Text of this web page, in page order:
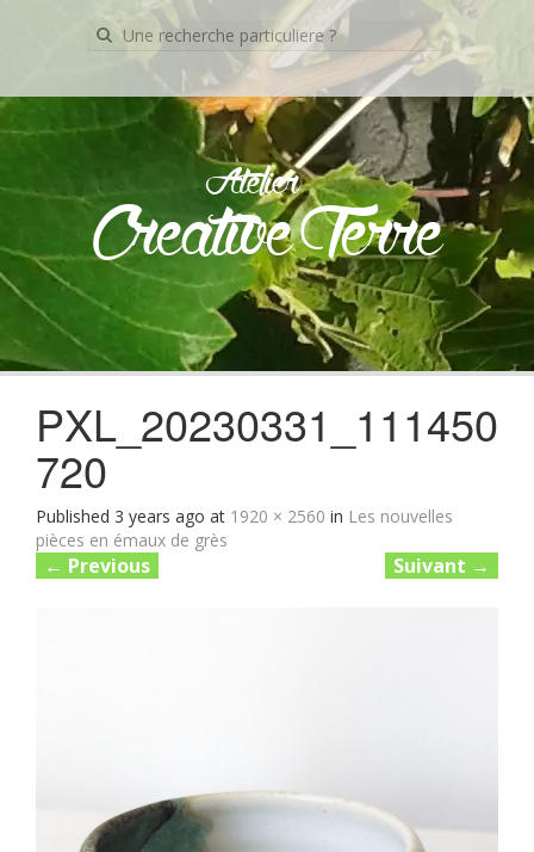
Recherche
pour:
Atelier
Creative Terre
Skip
to
PXL_20230331_111450
720
Published 3 years ago at 1920 × 2560 in Les nouvelles
pièces en émaux de grès
← Previous Suivant →